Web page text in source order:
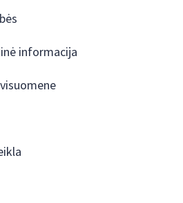
informacija